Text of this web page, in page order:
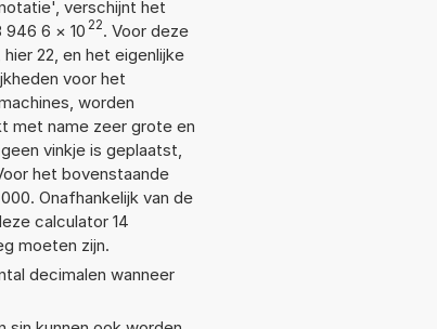
verschijnt het
946 6 × 10 22. Voor deze
22, en het eigenlijke
voor het
worden
met name zeer grote en
vinkje is geplaatst,
het bovenstaande
Onafhankelijk van de
calculator 14
moeten zijn.
decimalen wanneer